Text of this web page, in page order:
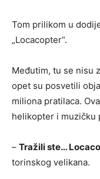
Tom prilikom u
„Locacopter“.
Međutim, tu se nisu
opet su posvetili
miliona pratilaca.
helikopter i muzičku
– Tražili ste…
torinskog velikana.